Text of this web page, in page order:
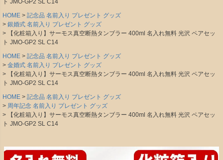
ト JMO-GP2 SL C14
HOME
記念品 名前入り プレゼント グッズ
銀婚式 名前入り プレゼント グッズ
【化粧箱入り】サーモス真空断熱タンブラー 400ml 名入れ無料 光沢 ペアセッ
ト JMO-GP2 SL C14
HOME
記念品 名前入り プレゼント グッズ
金婚式 名前入り プレゼント グッズ
【化粧箱入り】サーモス真空断熱タンブラー 400ml 名入れ無料 光沢 ペアセッ
ト JMO-GP2 SL C14
HOME
記念品 名前入り プレゼント グッズ
周年記念 名前入り プレゼント グッズ
【化粧箱入り】サーモス真空断熱タンブラー 400ml 名入れ無料 光沢 ペアセッ
ト JMO-GP2 SL C14